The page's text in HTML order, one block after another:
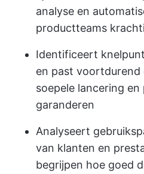
analyse en
productteams
Identificeert
en past voortdurend
soepele lancering
garanderen
Analyseert
van klanten en
begrijpen hoe goed